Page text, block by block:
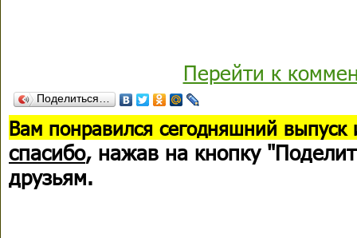
Перейти к
Поделиться…
Вам понравился сегодняшний выпуск
спасибо, нажав на кнопку
друзьям.